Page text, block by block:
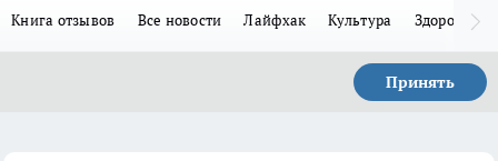
Книга отзывов Все новости Лайфхак Культура Здоровье
Принять